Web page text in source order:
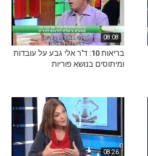
08:08
בריאות 10: ד'ר אלי גבע על עובדות
ומיתוסים בנושא פוריות
08:26